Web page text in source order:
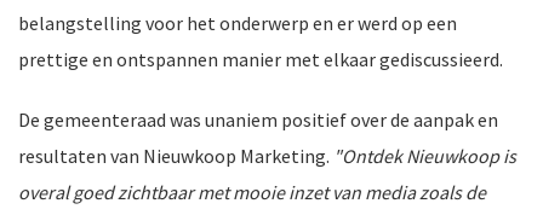
belangstelling voor het onderwerp en er werd op een
prettige en ontspannen manier met elkaar gediscussieerd.
De gemeenteraad was unaniem positief over de aanpak en
resultaten van Nieuwkoop Marketing. "Ontdek Nieuwkoop is
overal goed zichtbaar met mooie inzet van media zoals de